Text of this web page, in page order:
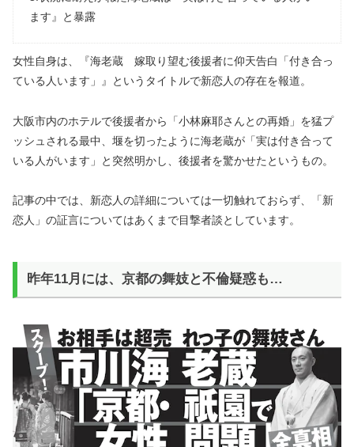
ます』と暴露
女性自身は、『海老蔵 嫁取り望む後援者に仰天告白「付き合っ
ている人います」』というタイトルで新恋人の存在を報道。
大阪市内のホテルで後援者から「小林麻耶さんとの再婚」を猛プ
ッシュされる最中、堰を切ったように海老蔵が「実は付き合って
いる人がいます」と突然明かし、後援者を驚かせたというもの。
記事の中では、新恋人の詳細については一切触れておらず、「新
恋人」の証言についてはあくまで目撃者談としています。
昨年11月には、京都の舞妓と不倫疑惑も…